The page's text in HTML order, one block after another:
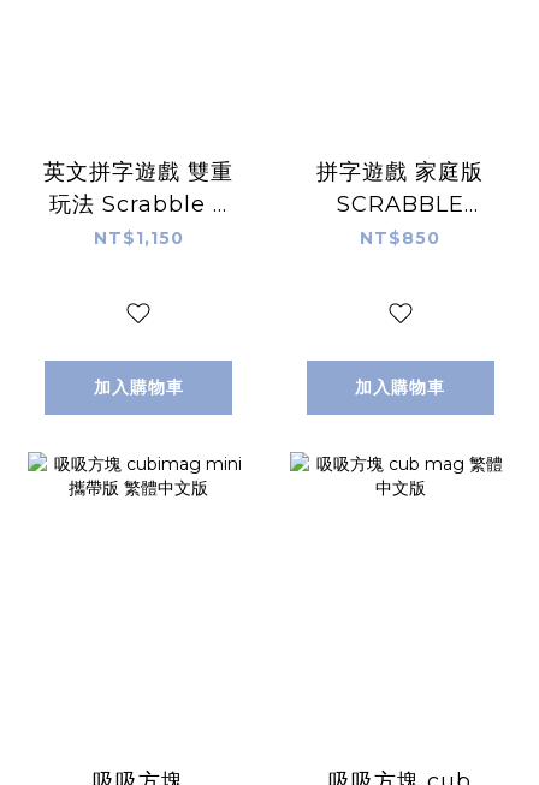
英文拼字遊戲 雙重
玩法 Scrabble 2
games in 1
NT$1,150
加入購物車
拼字遊戲 家庭版
SCRABBLE
JUNIOR
NT$850
加入購物車